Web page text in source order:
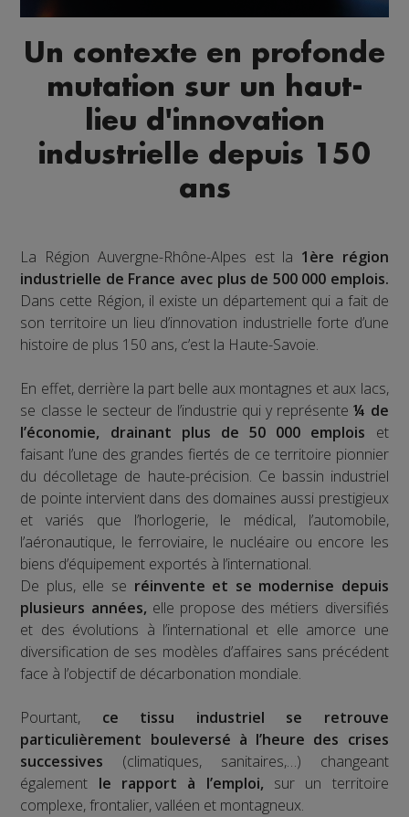
Un contexte en profonde
mutation sur un haut-
lieu d'innovation
industrielle depuis 150
ans
La Région Auvergne-Rhône-Alpes est la 1ère région
industrielle de France avec plus de 500 000 emplois.
Dans cette Région, il existe un département qui a fait de
son territoire un lieu d’innovation industrielle forte d’une
histoire de plus 150 ans, c’est la Haute-Savoie.
En effet, derrière la part belle aux montagnes et aux lacs,
se classe le secteur de l’industrie qui y représente¼ de
l’économie, drainant plus de 50 000 emplois et
faisant l’une des grandes fiertés de ce territoire pionnier
du décolletage de haute-précision. Ce bassin industriel
de pointe intervient dans des domaines aussi prestigieux
et variés que l’horlogerie, le médical, l’automobile,
l’aéronautique, le ferroviaire, le nucléaire ou encore les
biens d’équipement exportés à l’international.
De plus, elle se réinvente et se modernise depuis
plusieurs années, elle propose des métiers diversifiés
et des évolutions à l’international et elle amorce une
diversification de ses modèles d’affaires sans précédent
face à l’objectif de décarbonation mondiale.
Pourtant, ce tissu industriel se retrouve
particulièrement bouleversé à l’heure des crises
successives (climatiques, sanitaires,…) changeant
également le rapport à l’emploi, sur un territoire
complexe, frontalier, valléen et montagneux.